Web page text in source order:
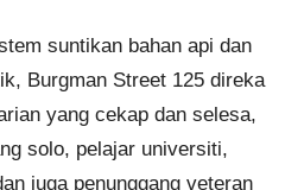
suntikan bahan api dan
Burgman Street 125 direka
yang cekap dan selesa,
solo, pelajar universiti,
juga penunggang veteran